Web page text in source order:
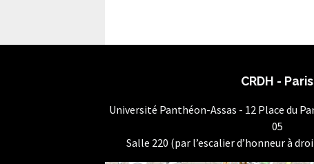
CRDH - Paris
Université Panthéon-Assas - 12 Place du
05
Salle 220 (par l’escalier d’honneur à